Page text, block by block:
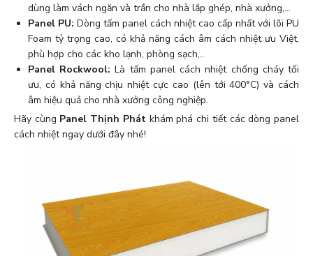
dùng làm vách ngăn và trần cho nhà lắp ghép, nhà xưởng,...
Panel PU: Dòng tấm panel cách nhiệt cao cấp nhất với lõi PU
Foam tỷ trọng cao, có khả năng cách âm cách nhiệt ưu Việt,
phù hợp cho các kho lạnh, phòng sạch,..
Panel Rockwool: Là tấm panel cách nhiệt chống cháy tối
ưu, có khả năng chịu nhiệt cực cao (lên tới 400°C) và cách
âm hiệu quả cho nhà xưởng công nghiệp.
Hãy cùng Panel Thịnh Phát khám phá chi tiết các dòng panel
cách nhiệt ngay dưới đây nhé!